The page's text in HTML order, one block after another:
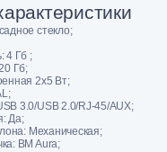
стекло;
4 Гб ;
Гб;
2х5 Вт;
3.0/USB 2.0/RJ-45/AUX;
Да;
Механическая;
BM Aura;